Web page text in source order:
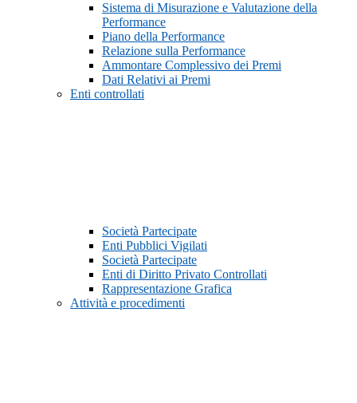
Sistema di Misurazione e Valutazione della
Performance
Piano della Performance
Relazione sulla Performance
Ammontare Complessivo dei Premi
Dati Relativi ai Premi
Enti controllati
Società Partecipate
Enti Pubblici Vigilati
Società Partecipate
Enti di Diritto Privato Controllati
Rappresentazione Grafica
Attività e procedimenti